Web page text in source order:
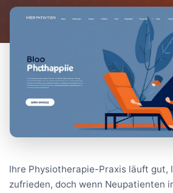
Ihre Physiotherapie-Praxis läuft gut,
zufrieden, doch wenn Neupatienten